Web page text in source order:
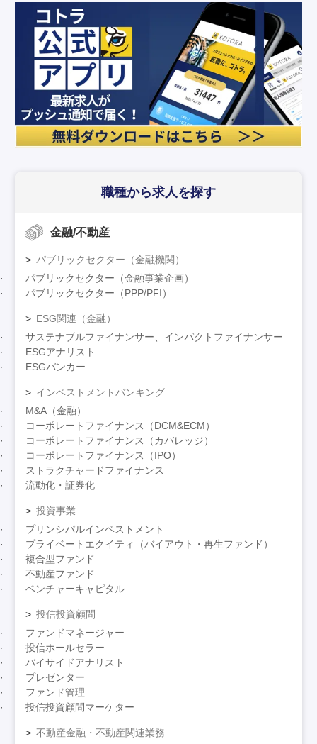
職種から求人を探す
金融/不動産
パブリックセクター（金融機関）
パブリックセクター（金融事業企画）
パブリックセクター（PPP/PFI）
ESG関連（金融）
サステナブルファイナンサー、インパクトファイナンサー
ESGアナリスト
ESGバンカー
インベストメントバンキング
M&A（金融）
コーポレートファイナンス（DCM&ECM）
コーポレートファイナンス（カバレッジ）
コーポレートファイナンス（IPO）
ストラクチャードファイナンス
流動化・証券化
投資事業
プリンシパルインベストメント
プライベートエクイティ（バイアウト・再生ファンド）
複合型ファンド
不動産ファンド
ベンチャーキャピタル
投信投資顧問
ファンドマネージャー
投信ホールセラー
バイサイドアナリスト
プレゼンター
ファンド管理
投信投資顧問マーケター
不動産金融・不動産関連業務